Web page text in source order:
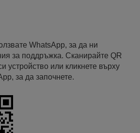
WhatsApp, за да ни
за поддръжка. Сканирайте QR
устройство или кликнете върху
за да започнете.